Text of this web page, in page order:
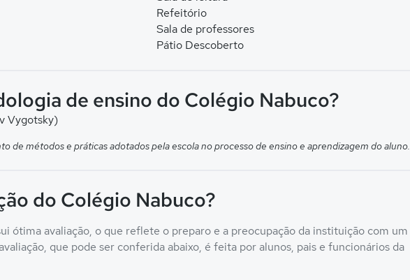
Refeitório
Sala de professores
Pátio Descoberto
de ensino do Colégio Nabuco?
Vygotsky)
de métodos e práticas adotados pela escola no processo de ensino e aprendizagem do aluno.
do Colégio Nabuco?
ótima avaliação, o que reflete o preparo e a preocupação da instituição com um
que pode ser conferida abaixo, é feita por alunos, pais e funcionários da